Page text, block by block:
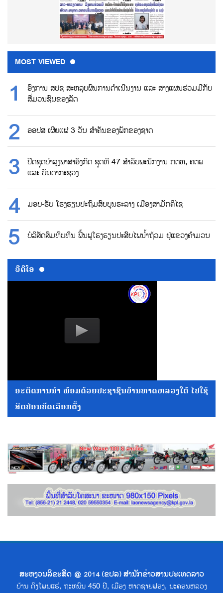
MOST VIEWED
ອົງການ ສປຊ ສະຫລຸບຜົນການດຳເນີນງານ ແລະ ສາງແຜນຮ່ວມມືກັບ
ສື່ມວນຊົນຂອງລັດ
ອອປສ ເຜີຍແຜ່ 3 ວັນ ສຳຄັນຂອງພັກຂອງຊາດ
ປິດຊຸດບຳລຸງພາສາອັງກິດ ຊຸດທີ 47 ສຳລັບພະນັກງານ ກຕທ, ຄຕພ
ແລະ ບັນດາກະຊວງ
ມອບ-ຮັບ ໂຮງຮຽນປະຖົມສົບບູນຮະລາງ ເມືອງສາມັກຄິໄຊ
ບໍລິສັດສົມທົບທຶນ ຟື້ນຟູໂຮງຮຽນປະສົບໄພນ້ຳຖ້ວມ ຢູ່ແຂວງຄຳມວນ
ວີດີໂອ
ອະດີດການນໍາ ພ້ອມດ້ວຍປະຊາຊົນບ້ານທາດຫລວງໃຕ້ ໄປໃຊ້
ສິດປ່ອນບັດເລືອກຕັ້ງ
ສະຫງວນລິຂະສິດ @ 2014 (ຂປລ) ສຳນັກຂ່າວສານປະເທດລາວ
ບ້ານ ດົງໂພນແຮ່, ຖະຫນົນ 450 ປີ, ເມືອງ ຫາດຊາຍຟອງ, ນະຄອນຫລວງ